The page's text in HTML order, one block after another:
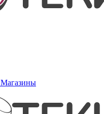
Магазины